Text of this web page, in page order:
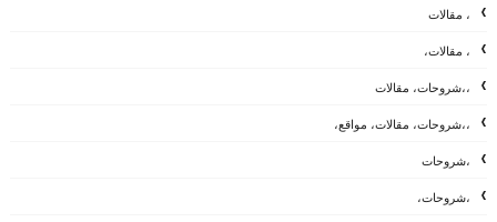
، مقالات
، مقالات،
،،شروحات، مقالات
،،شروحات، مقالات، مواقع،
،شروحات
،شروحات،